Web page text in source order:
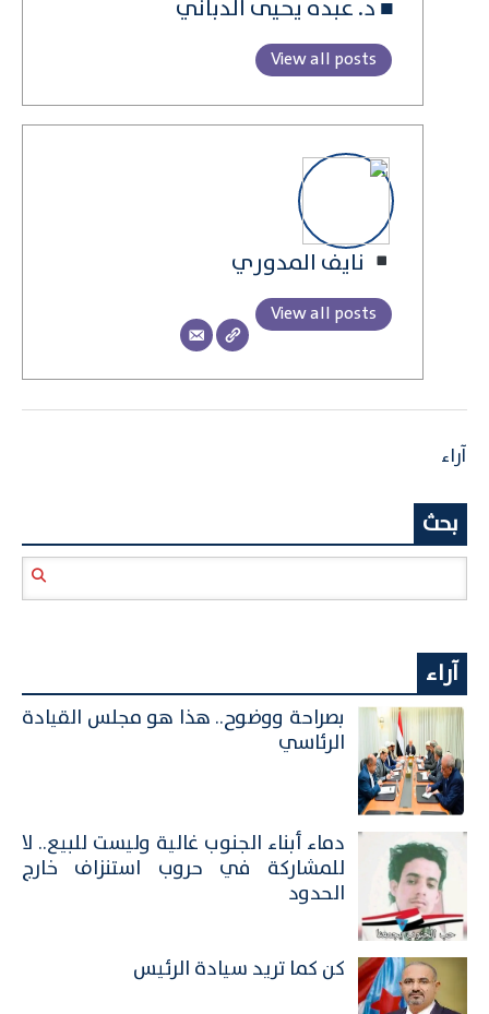
■ د. عبده يحيى الدباني
View all posts
نايف المدوري
View all posts
آراء
بحث
آراء
بصراحة ووضوح.. هذا هو مجلس القيادة
الرئاسي
​دماء أبناء الجنوب غالية وليست للبيع.. لا
للمشاركة في حروب استنزاف خارج
الحدود
كن كما تريد سيادة الرئيس